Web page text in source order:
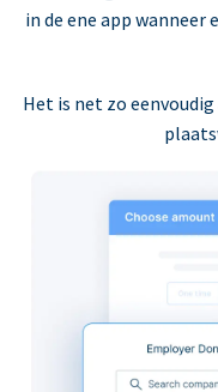
in de ene app
Het is net zo